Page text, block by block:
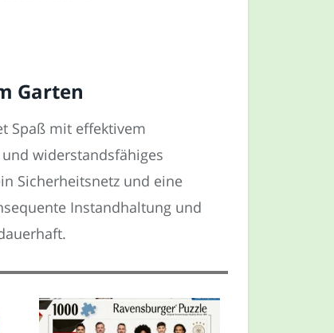
Garten
Spaß mit effektivem
widerstandsfähiges
Sicherheitsnetz und eine
Instandhaltung und